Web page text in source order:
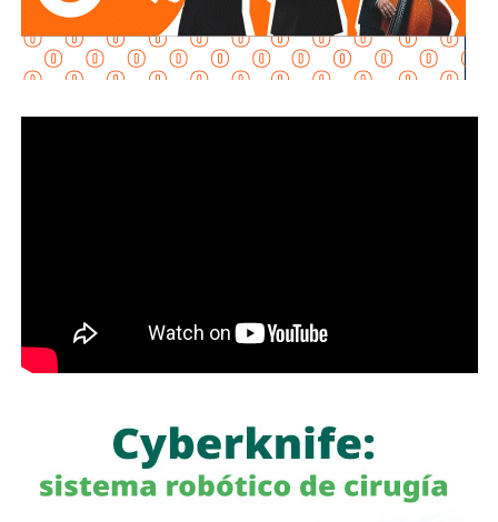
más integral al paciente y a su familia con
neuropsicología .
Enséñale a tu cerebro quién manda
cargo del experto internacional en neurociencias,
Jaime Eduardo Calixto
, orientada a sensibilizar a la
población sobre la importancia de atender la salud mental